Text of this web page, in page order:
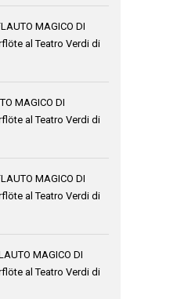
MAGICO DI
al Teatro Verdi di
MAGICO DI
al Teatro Verdi di
MAGICO DI
al Teatro Verdi di
MAGICO DI
al Teatro Verdi di